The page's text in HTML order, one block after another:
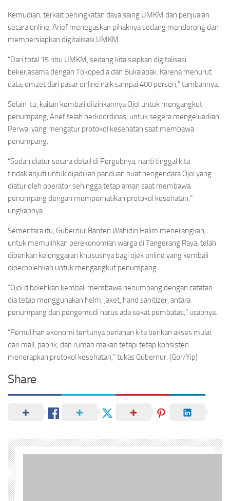
Kemudian, terkait peningkatan daya saing UMKM dan penjualan
secara online, Arief menegaskan pihaknya sedang mendorong dan
mempersiapkan digitalisasi UMKM.
“Dari total 15 ribu UMKM, sedang kita siapkan digitalisasi
bekerjasama dengan Tokopedia dan Bukalapak. Karena menurut
data, omzet dari pasar online naik sampai 400 persen,” tambahnya.
Selain itu, kaitan kembali diizinkannya Ojol untuk mengangkut
penumpang, Arief telah berkoordinasi untuk segera mengeluarkan
Perwal yang mengatur protokol kesehatan saat membawa
penumpang.
“Sudah diatur secara detail di Pergubnya, nanti tinggal kita
tindaklanjuti untuk dijadikan panduan buat pengendara Ojol yang
diatur oleh operator sehingga tetap aman saat membawa
penumpang dengan memperhatikan protokol kesehatan,”
ungkapnya.
Sementara itu, Gubernur Banten Wahidin Halim menerangkan,
untuk memulihkan perekonomian warga di Tangerang Raya, telah
diberikan kelonggaran khususnya bagi ojek online yang kembali
diperbolehkan untuk mengangkut penumpang.
“Ojol dibolehkan kembali membawa penumpang dengan catatan
dia tetap menggunakan helm, jaket, hand sanitizer, antara
penumpang dan pengemudi harus ada sekat pembatas,” ucapnya.
“Pemulihan ekonomi tentunya perlahan kita berikan akses mulai
dari mall, pabrik, dan rumah makan tetapi tetap konsisten
menerapkan protokol kesehatan,” tukas Gubernur. (Gor/Yip)
Share